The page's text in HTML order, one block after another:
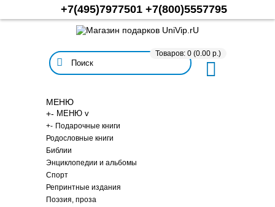
+7(495)7977501 +7(800)5557795
Товаров: 0 (0.00 р.)
МЕНЮ
+- МЕНЮ v
+- Подарочные книги
Родословные книги
Библии
Энциклопедии и альбомы
Спорт
Репринтные издания
Поэзия, проза